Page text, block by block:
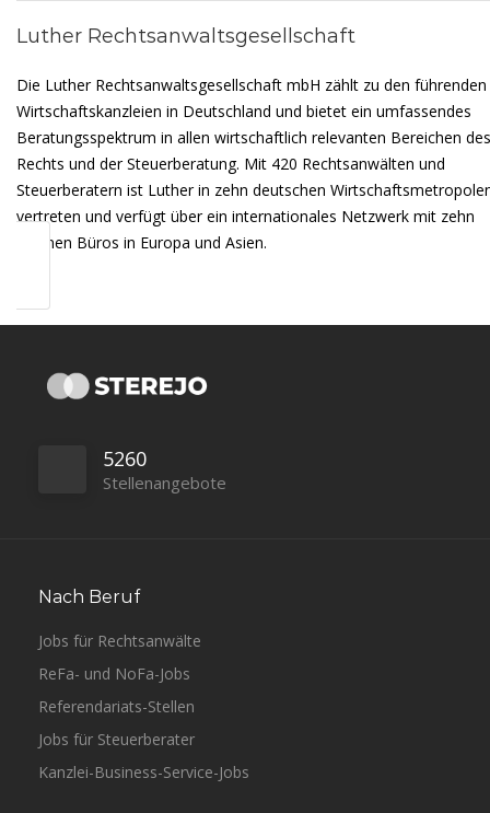
Luther Rechtsanwaltsgesellschaft
Die Luther Rechtsanwaltsgesellschaft mbH zählt zu den führenden
Wirtschaftskanzleien in Deutschland und bietet ein umfassendes
Beratungsspektrum in allen wirtschaftlich relevanten Bereichen des
Rechts und der Steuerberatung. Mit 420 Rechtsanwälten und
Steuerberatern ist Luther in zehn deutschen
vertreten und verfügt über ein internationales Netzwerk mit zehn
eigenen Büros in Europa und Asien.
5260
Stellenangebote
Nach Beruf
Jobs für Rechtsanwälte
ReFa- und NoFa-Jobs
Referendariats-Stellen
Jobs für Steuerberater
Kanzlei-Business-Service-Jobs